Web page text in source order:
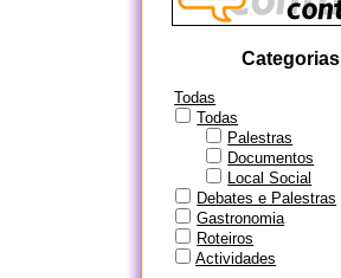
Categorias
Todas
Todas
Palestras
Documentos
Local Social
Debates e Palestras
Gastronomia
Roteiros
Actividades